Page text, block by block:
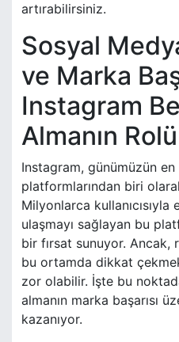
artırabilirsiniz.
Sosyal
ve Marka
Instagram
Almanın Rolü
Instagram, günümüzün
platformlarından biri
Milyonlarca
ulaşmayı sağlayan bu
bir fırsat sunuyor.
bu ortamda dikkat
zor olabilir. İşte bu
almanın marka başarısı
kazanıyor.